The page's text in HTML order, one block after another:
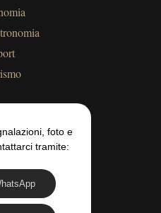
foto e
tramite: